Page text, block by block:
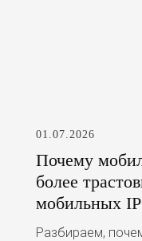
01.07.2026
Почему
более
мобильных
Разбираем,